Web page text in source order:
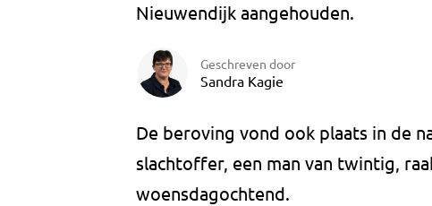
Nieuwendijk aangehouden.
Geschreven door
Sandra Kagie
De beroving vond ook plaats in de
slachtoffer, een man van twintig,
woensdagochtend.